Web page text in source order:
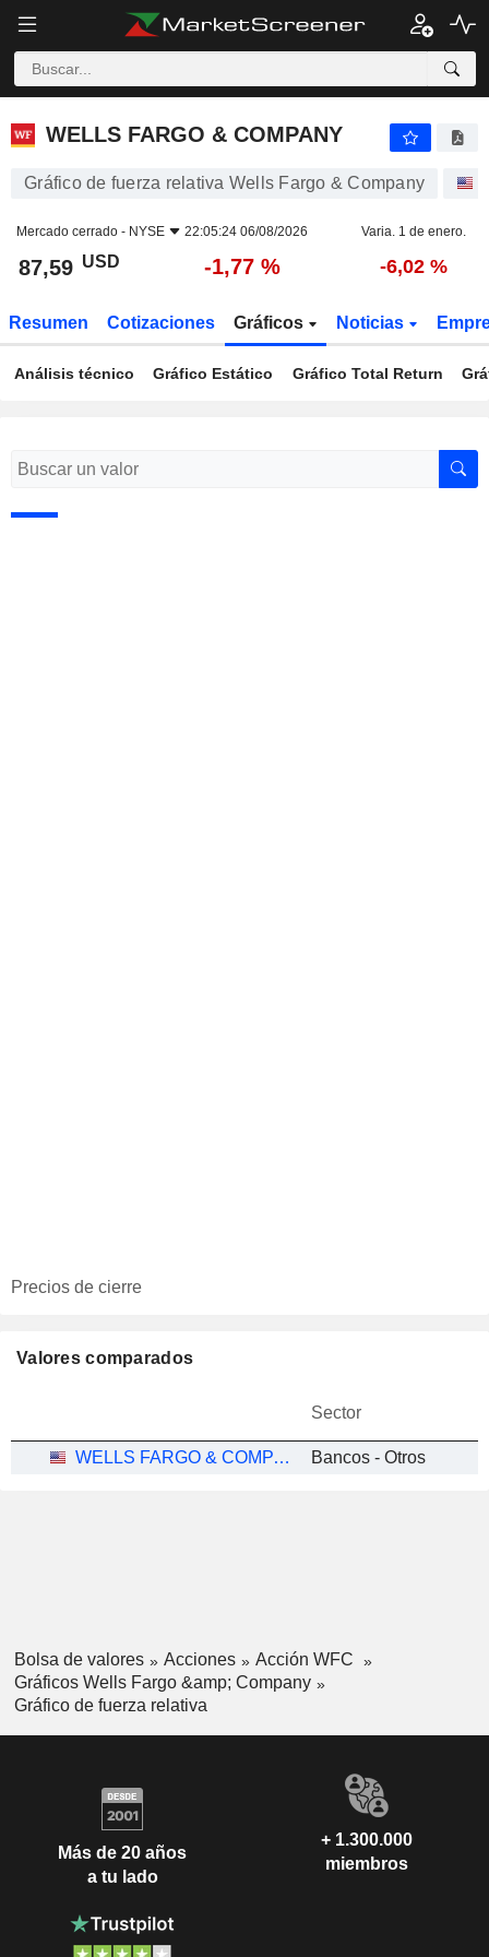
WELLS FARGO & COMPANY
WELLS FARGO & COMPANY
Gráfico de fuerza relativa Wells Fargo & Company
Mercado cerrado - NYSE 22:05:24 06/08/2026 Varia. 1 de enero.
87,59 USD -1,77 % -6,02 %
Resumen Cotizaciones Gráficos Noticias
Análisis técnico Gráfico Estático Gráfico Total Return
Precios de cierre
Valores comparados
Sector
WELLS FARGO & COMPANY Bancos - Otros
Bolsa de valores Acciones
Acción WFC
Gráficos Wells Fargo &amp; Company
Gráfico de fuerza relativa
Más de 20 años
a tu lado
+ 1.300.000
miembros